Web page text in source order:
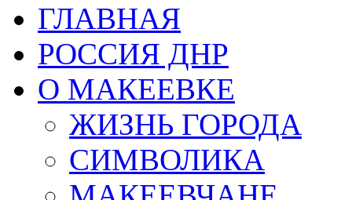
ГЛАВНАЯ
РОССИЯ ДНР
О МАКЕЕВКЕ
ЖИЗНЬ ГОРОДА
СИМВОЛИКА